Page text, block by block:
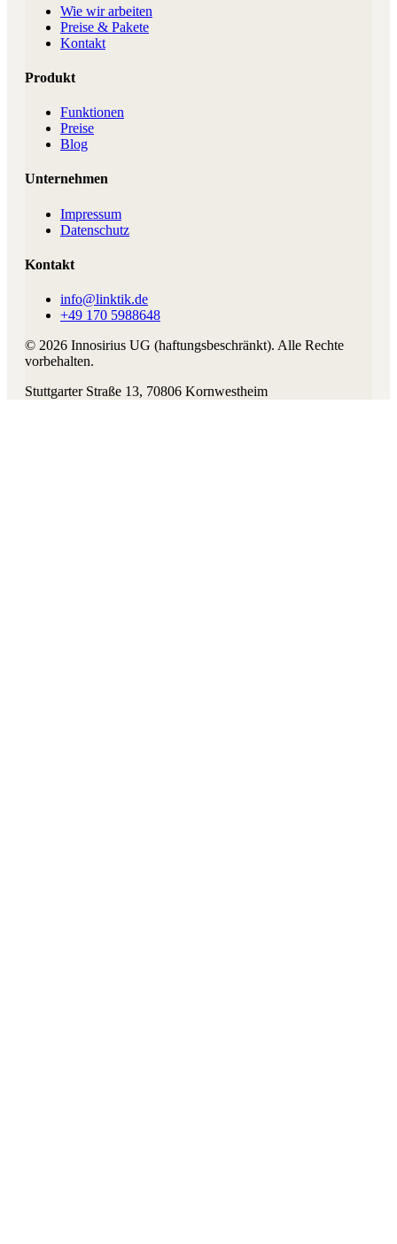
Wie wir arbeiten
Preise & Pakete
Kontakt
Produkt
Funktionen
Preise
Blog
Unternehmen
Impressum
Datenschutz
Kontakt
info@linktik.de
+49 170 5988648
© 2026 Innosirius UG (haftungsbeschränkt). Alle Rechte
vorbehalten.
Stuttgarter Straße 13, 70806 Kornwestheim